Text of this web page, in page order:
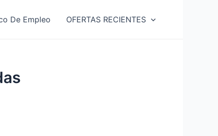
De Empleo OFERTAS RECIENTES